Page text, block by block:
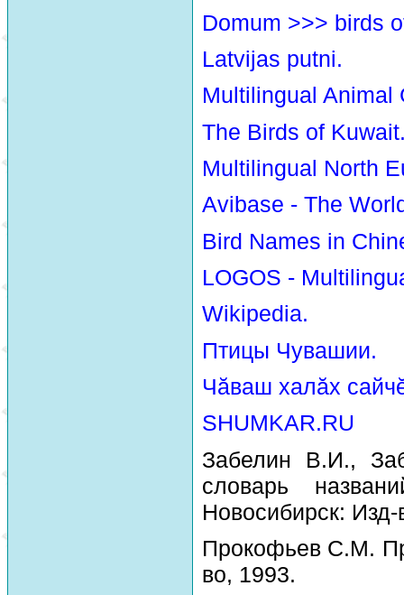
Domum >>> birds
Latvijas putni.
Multilingual Animal
The Birds of
Multilingual North
Avibase - The
Bird Names in
LOGOS -
Wikipedia.
Птицы Чувашии.
Чăваш халăх
SHUMKAR.RU
Забелин В.И.,
словарь
Новосибирск:
Прокофьев С.М.
во, 1993.